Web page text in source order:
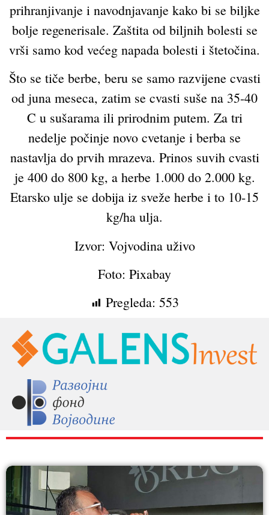
prihranjivanje i navodnjavanje kako bi se biljke
bolje regenerisale. Zaštita od biljnih bolesti se
vrši samo kod većeg napada bolesti i štetočina.
Što se tiče berbe, beru se samo razvijene cvasti
od juna meseca, zatim se cvasti suše na 35-40
C u sušarama ili prirodnim putem. Za tri
nedelje počinje novo cvetanje i berba se
nastavlja do prvih mrazeva. Prinos suvih cvasti
je 400 do 800 kg, a herbe 1.000 do 2.000 kg.
Etarsko ulje se dobija iz sveže herbe i to 10-15
kg/ha ulja.
Izvor: Vojvodina uživo
Foto: Pixabay
Pregleda: 553
RAZNO